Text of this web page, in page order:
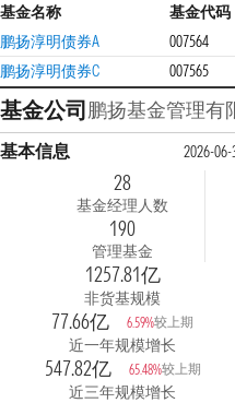
基金名称 基金代码
鹏扬淳明债券A
007564
鹏扬淳明债券C
007565
基金公司鹏扬基金管理有
基本信息 2026-06-
28
基金经理人数
190
管理基金
1257.81亿
非货基规模
77.66亿 6.59%较上期
近一年规模增长
547.82亿 65.48%较上期
近三年规模增长